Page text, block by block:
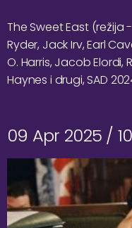
The Sweet East (režija
Ryder, Jack Irv, Earl
O. Harris, Jacob Elordi,
Haynes i drugi, SAD
09 Apr 2025 /